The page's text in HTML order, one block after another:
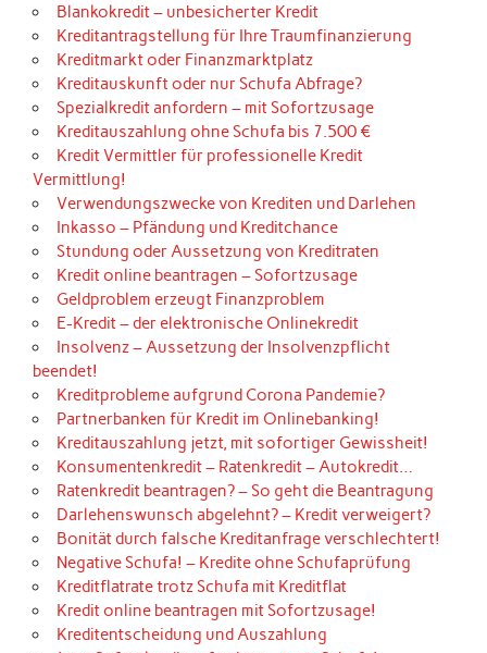
Blankokredit – unbesicherter Kredit
Kreditantragstellung für Ihre Traumfinanzierung
Kreditmarkt oder Finanzmarktplatz
Kreditauskunft oder nur Schufa Abfrage?
Spezialkredit anfordern – mit Sofortzusage
Kreditauszahlung ohne Schufa bis 7.500 €
Kredit Vermittler für professionelle Kredit
Vermittlung!
Verwendungszwecke von Krediten und Darlehen
Inkasso – Pfändung und Kreditchance
Stundung oder Aussetzung von Kreditraten
Kredit online beantragen – Sofortzusage
Geldproblem erzeugt Finanzproblem
E-Kredit – der elektronische Onlinekredit
Insolvenz – Aussetzung der Insolvenzpflicht
beendet!
Kreditprobleme aufgrund Corona Pandemie?
Partnerbanken für Kredit im Onlinebanking!
Kreditauszahlung jetzt, mit sofortiger Gewissheit!
Konsumentenkredit – Ratenkredit – Autokredit…
Ratenkredit beantragen? – So geht die Beantragung
Darlehenswunsch abgelehnt? – Kredit verweigert?
Bonität durch falsche Kreditanfrage verschlechtert!
Negative Schufa! – Kredite ohne Schufaprüfung
Kreditflatrate trotz Schufa mit Kreditflat
Kredit online beantragen mit Sofortzusage!
Kreditentscheidung und Auszahlung